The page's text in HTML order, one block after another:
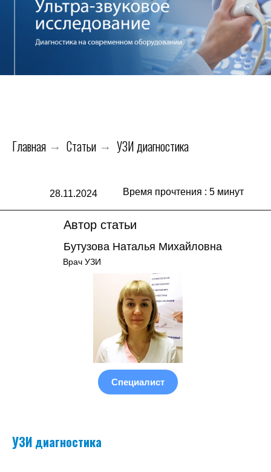
Главная → Статьи → УЗИ диагностика
Время прочтения : 5 минут
Автор статьи
Бутузова Наталья Михайловна
Врач УЗИ
28.11.2024
Специалист
УЗИ диагностика